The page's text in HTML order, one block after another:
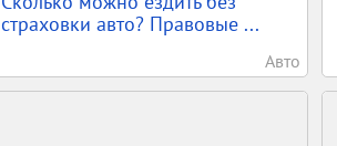
страховки авто? Правовые ...
Авто